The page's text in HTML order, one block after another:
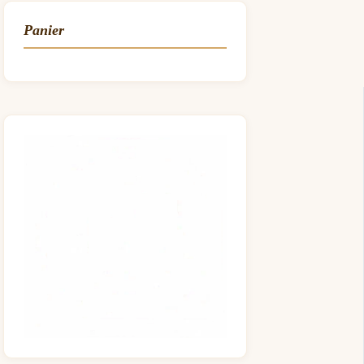
Panier